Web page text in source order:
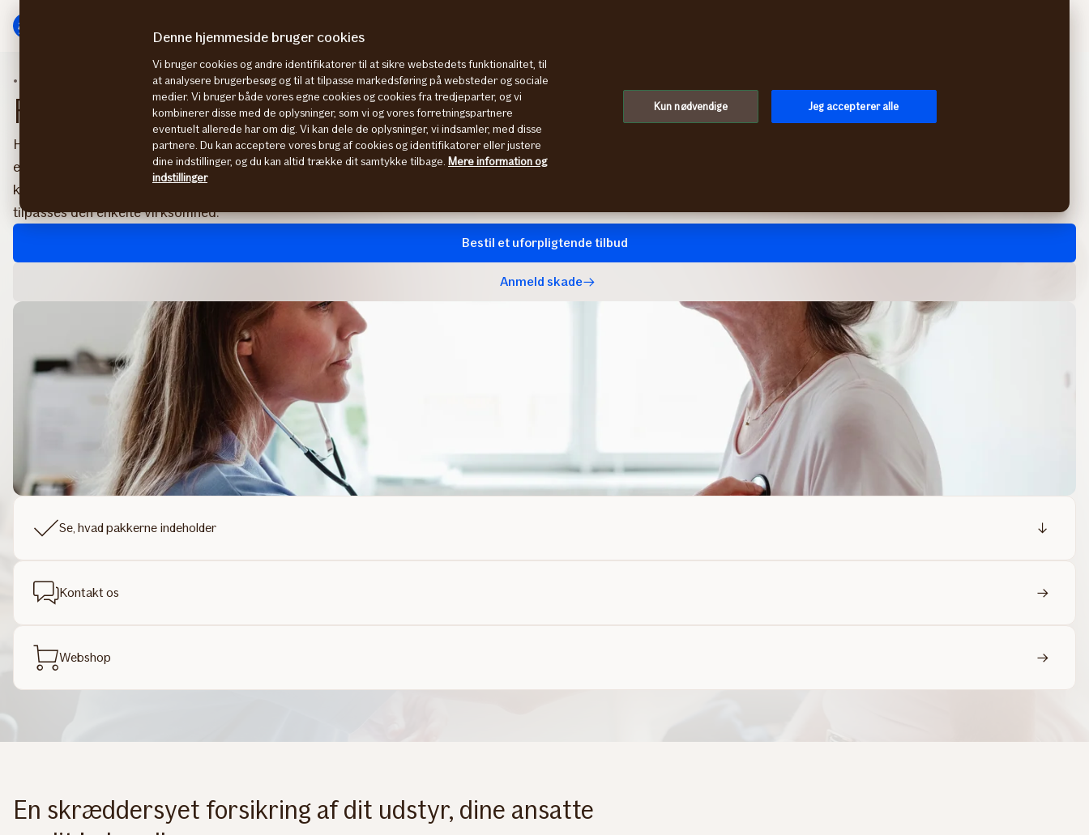
Sundhed og behandling
Forsikring til læge og behandler
Hvis du arbejder som praktiserende læge, speciallæge, tandlæge, fysioterapeut,
ergoterapeut, psykolog eller massør, tilbyder vi en række forsikringer, der kan sikre din
klinik eller praksis. Vi har samlet forsikringerne i tre overskuelige pakker, som alle kan
tilpasses den enkelte virksomhed.
Bestil et uforpligtende tilbud
Anmeld skade
Se, hvad pakkerne indeholder
Kontakt os
Webshop
En skræddersyet forsikring af dit udstyr, dine ansatte
Denne hjemmeside bruger cookies
Vi bruger cookies og andre identifikatorer til at sikre webstedets funktionalitet, til
at analysere brugerbesøg og til at tilpasse markedsføring på websteder og sociale
medier. Vi bruger både vores egne cookies og cookies fra tredjeparter, og vi
kombinerer disse med de oplysninger, som vi og vores forretningspartnere
eventuelt allerede har om dig. Vi kan dele de oplysninger, vi indsamler, med disse
partnere. Du kan acceptere vores brug af cookies og identifikatorer eller justere
dine indstillinger, og du kan altid trække dit samtykke tilbage. Mere information og
indstillinger
Kun nødvendige Jeg accepterer alle